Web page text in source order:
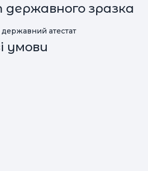
зразка
атестат
умови